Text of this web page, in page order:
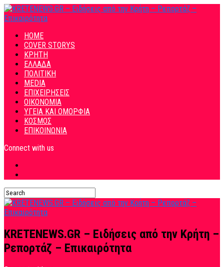
HOME
COVER STORYS
ΚΡΗΤΗ
ΕΛΛΑΔΑ
ΠΟΛΙΤΙΚΗ
MEDIA
ΕΠΙΧΕΙΡΗΣΕΙΣ
ΟΙΚΟΝΟΜΙΑ
ΥΓΕΙΑ ΚΑΙ ΟΜΟΡΦΙΑ
ΚΟΣΜΟΣ
ΕΠΙΚΟΙΝΩΝΙΑ
Connect with us
KRETENEWS.GR – Ειδήσεις από την Κρήτη –
Ρεπορτάζ – Επικαιρότητα